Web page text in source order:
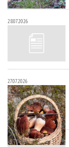
28.07.2026
27.07.2026
22.07.2026